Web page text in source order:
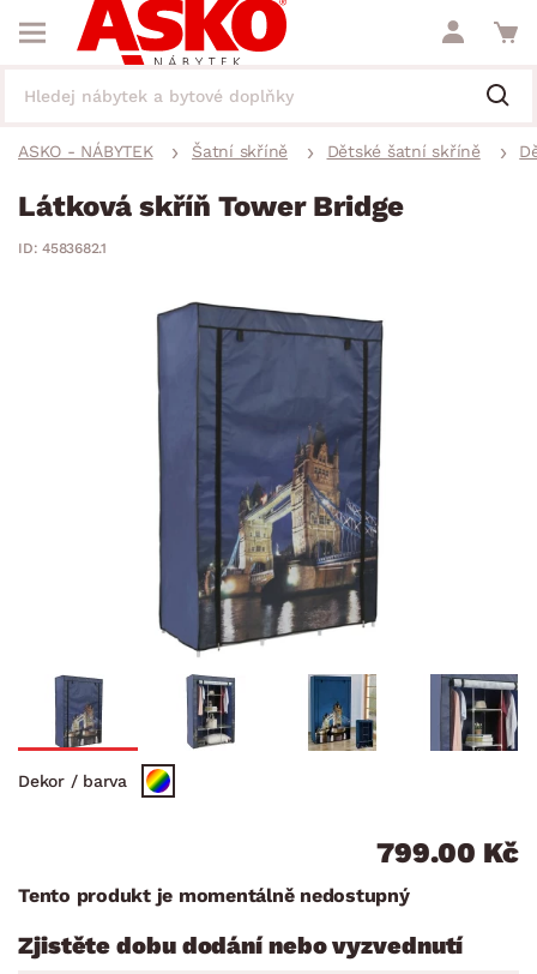
ASKO - NÁBYTEK Šatní skříně Dětské šatní skříně
Látková skříň Tower Bridge
ID: 4583682.1
Dekor / barva
799.00 Kč
Tento produkt je momentálně nedostupný
Zjistěte dobu dodání nebo vyzvednutí